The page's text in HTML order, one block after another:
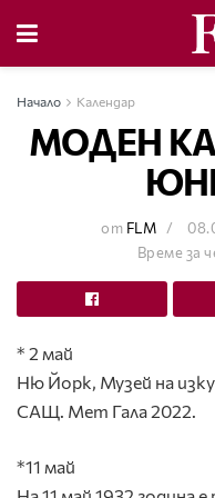
Начало Календар
МОДЕН
от FLM
Време за
* 2 май
Ню Йорк, Музей на
САЩ. Мет Гала 2022.
*11 май